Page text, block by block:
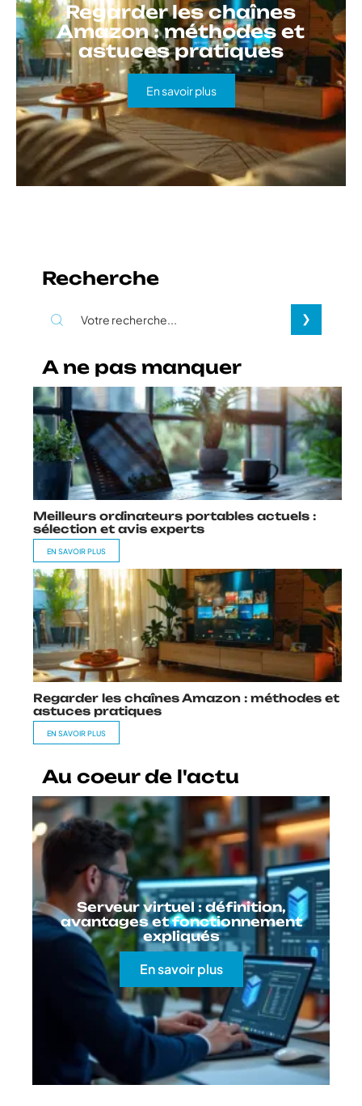
Regarder les chaînes
Amazon : méthodes et
astuces pratiques
En savoir plus
Recherche
A ne pas manquer
Meilleurs ordinateurs portables actuels :
sélection et avis experts
EN SAVOIR PLUS
Regarder les chaînes Amazon : méthodes et
astuces pratiques
EN SAVOIR PLUS
Au coeur de l'actu
Serveur virtuel : définition,
avantages et fonctionnement
expliqués
En savoir plus